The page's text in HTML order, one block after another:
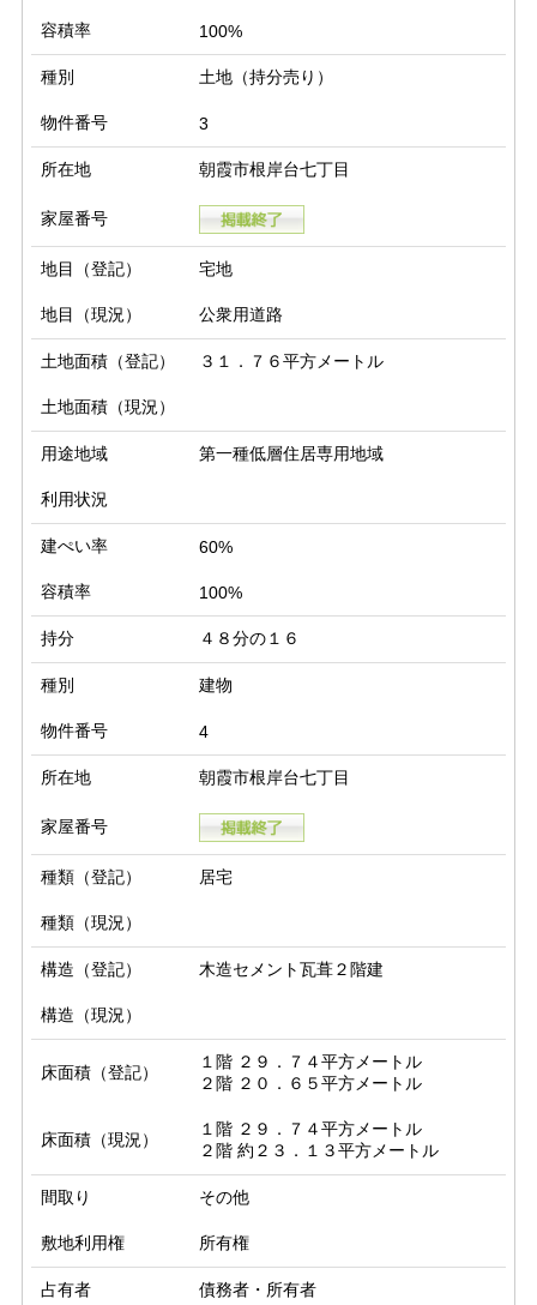
容積率 100%
種別 土地（持分売り）
物件番号 3
所在地 朝霞市根岸台七丁目
家屋番号
地目（登記） 宅地
地目（現況） 公衆用道路
土地面積（登記） ３１．７６平方メートル
土地面積（現況）
用途地域 第一種低層住居専用地域
利用状況
建ぺい率 60%
容積率 100%
持分 ４８分の１６
種別 建物
物件番号 4
所在地 朝霞市根岸台七丁目
家屋番号
種類（登記） 居宅
種類（現況）
構造（登記） 木造セメント瓦葺２階建
構造（現況）
床面積（登記）
１階 ２９．７４平方メートル
２階 ２０．６５平方メートル
床面積（現況）
１階 ２９．７４平方メートル
２階 約２３．１３平方メートル
間取り その他
敷地利用権 所有権
占有者 債務者・所有者